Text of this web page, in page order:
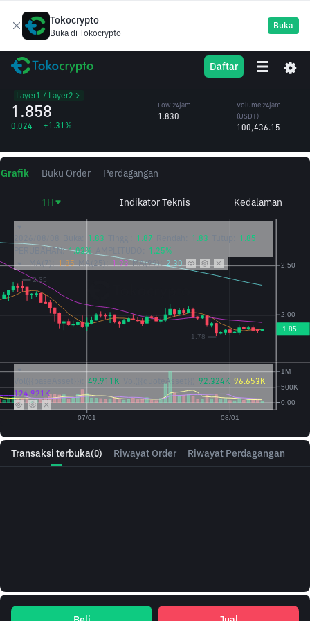
Tokocrypto
Buka di Tokocrypto
Buka
Daftar
NEO NEO
Layer1 / Layer2
1.858
0.024 +1.31%
Low 24jam
1.830
Volume 24jam
(NEO)
Volume 24jam
(USDT)
100,436.15
Transaksi terbuka(0) Riwayat Order Riwayat Perdagangan
Grafik Buku Order Perdagangan
1H Indikator Teknis Kedalaman
1.83 1.87 1.83 Tutup:
1.85
PERUBAHAN: 1.03%
1.25%
MA(7): 1.85 MA(25): 1.93 MA(99): 2.30
49.911K Vol({{quoteAsset}}) 92.324K 96.653K
124.921K